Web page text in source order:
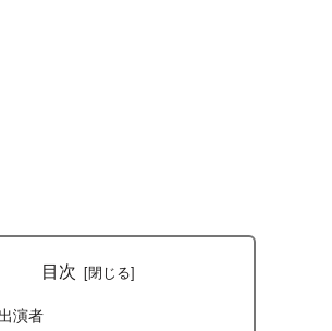
目次
演者